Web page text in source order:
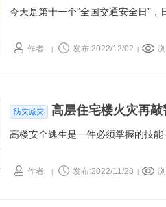
今天是第十一个“全国交通安全日”
作者: 发布:2022/12/02
防灾减灾 高层住宅楼火灾再
高楼安全逃生是一件必须掌握的技
作者: 发布:2022/11/28